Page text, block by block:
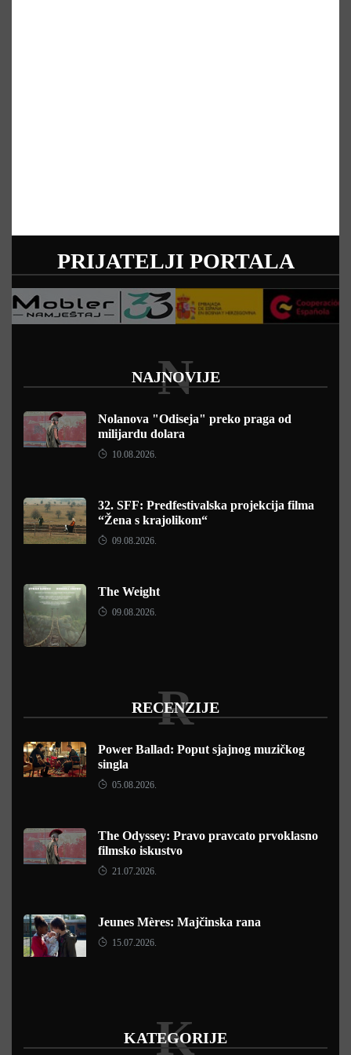
PRIJATELJI PORTALA
NAJNOVIJE
N
Nolanova "Odiseja" preko praga od
milijardu dolara
10.08.2026.
32. SFF: Predfestivalska projekcija filma
“Žena s krajolikom“
09.08.2026.
The Weight
09.08.2026.
RECENZIJE
R
Power Ballad: Poput sjajnog muzičkog
singla
05.08.2026.
The Odyssey: Pravo pravcato prvoklasno
filmsko iskustvo
21.07.2026.
Jeunes Mères: Majčinska rana
15.07.2026.
KATEGORIJE
K